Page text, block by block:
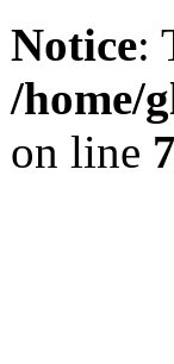
Notice:
/home/
on line